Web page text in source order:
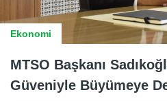
Ekonomi
MTSO Başkanı
Güveniyle Büyümeye